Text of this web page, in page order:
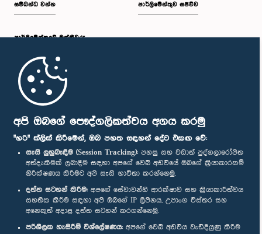
අපි ඔබගේ පෞද්ගලිකත්වය අගය කරමු
"හරි" ක්ලික් කිරීමෙන්, ඔබ පහත සඳහන් දේට එකඟ වේ:
සැසි ලුහුබැඳීම (Session Tracking): පහසු සහ වඩාත් පුද්ගලාරෝපිත
අත්දැකීමක් ලබාදීම සඳහා අපගේ වෙබ් අඩවියේ ඔබගේ ක්‍රියාකාරකම්
නිරීක්ෂණය කිරීමට අපි සැසි භාවිතා කරන්නෙමු.
දත්ත සටහන් කිරීම: අපගේ සේවාවන්හි ආරක්ෂාව සහ ක්‍රියාකාරීත්වය
සහතික කිරීම සඳහා අපි ඔබගේ IP ලිපිනය, උපාංග විස්තර සහ
අනෙකුත් අදාළ දත්ත සටහන් කරගන්නෙමු.
පරිශීලක හැසිරීම් විශ්ලේෂණය: අපගේ වෙබ් අඩවිය වැඩිදියුණු කිරීම
සම්බන්ධ වන්න
පාර්ලි‌මේන්තුවේ මන්ත්‍රීවරු
මුල් පිටුව
පාර්ලිමේන්තුව සජීවීව
පාර්ලිමේන්තු ජංගම යෙදුම
අප හා සම්බන්ධ වී සිටින්න :
සම්මාන